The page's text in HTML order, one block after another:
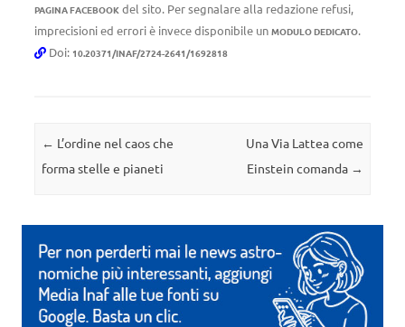
PAGINA FACEBOOK del sito. Per segnalare alla redazione refusi,
imprecisioni ed errori è invece disponibile un MODULO DEDICATO.
Doi: 10.20371/INAF/2724-2641/1692818
Navigazione articolo
← L’ordine nel caos che
forma stelle e pianeti
Una Via Lattea come
Einstein comanda →